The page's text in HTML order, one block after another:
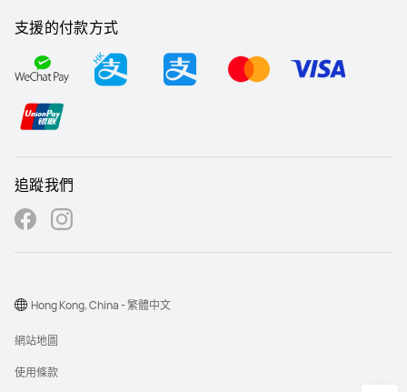
支援的付款方式
追蹤我們
網站地圖
使用條款
Hong Kong, China - 繁體中文